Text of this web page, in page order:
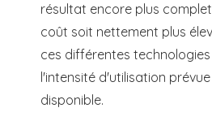
résultat encore plus
coût soit nettement plus
ces différentes
l'intensité d'utilisation
disponible.